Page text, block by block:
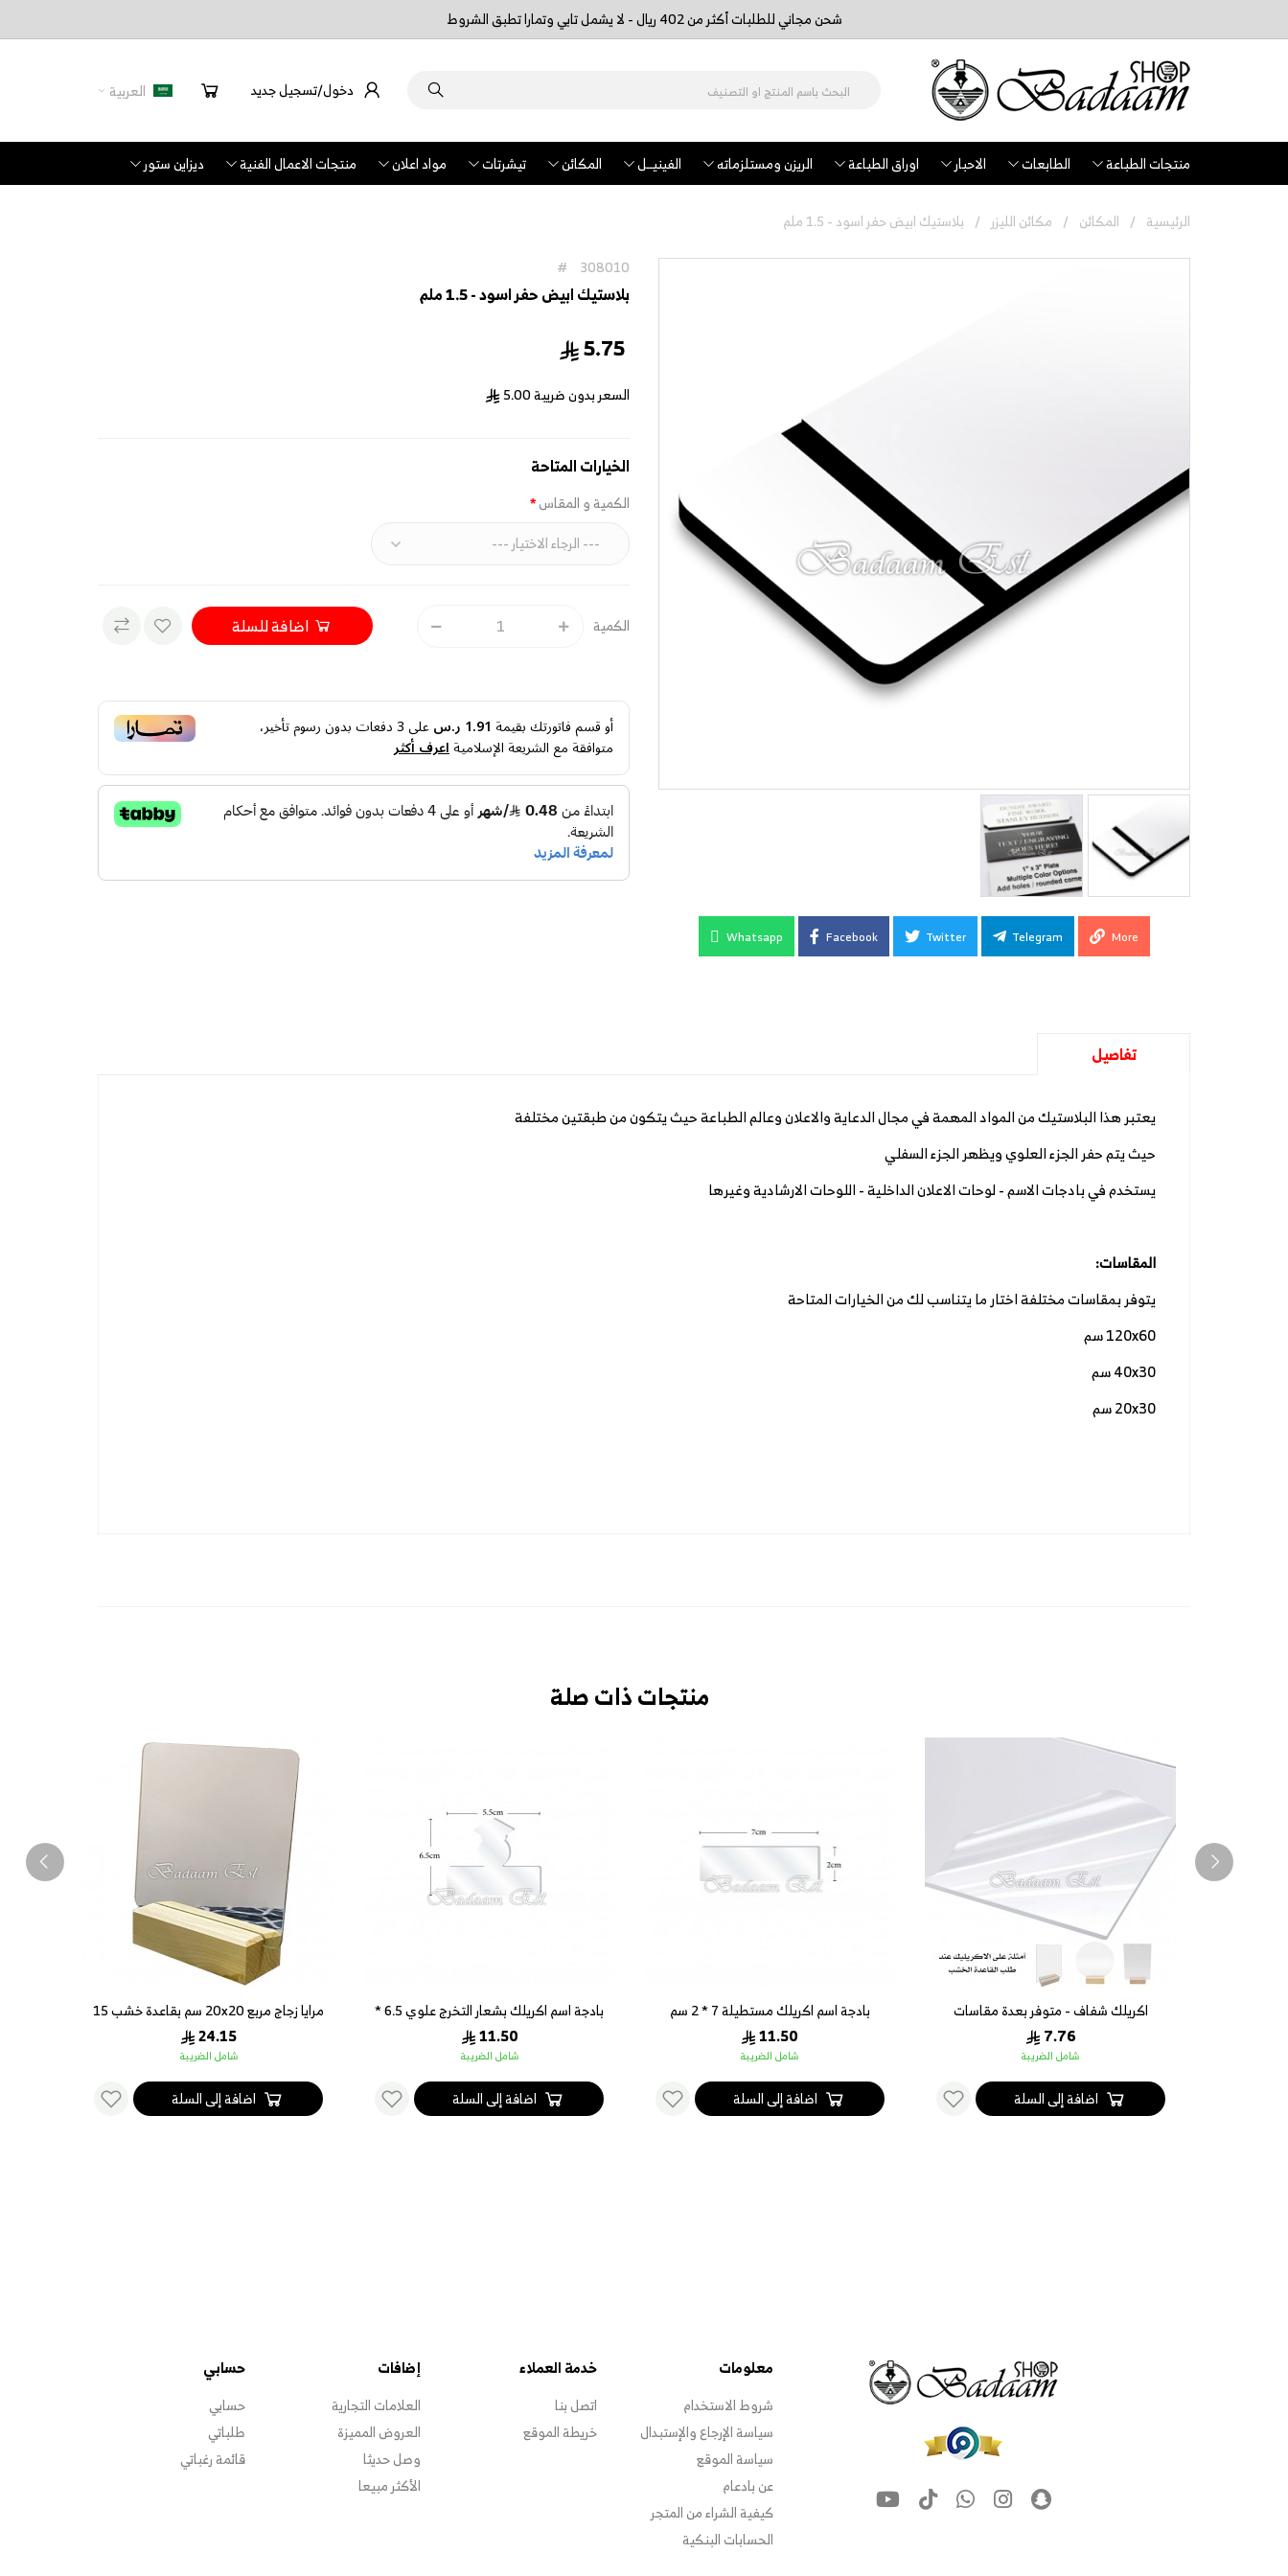
شحن مجاني للطلبات أكثر من 402 ريال - لا يشمل تابي وتمارا تطبق الشروط
دخول/تسجيل جديد العربية
منتجات الطباعة الطابعات الاحبار اوراق الطباعة الريزن ومستلزماته الفينيــل المكائن تيشرتات مواد اعلان منتجات الاعمال الفنية ديزاين ستور
الرئيسية المكائن مكائن الليزر بلاستيك ابيض حفر اسود - 1.5 ملم
Whatsapp Facebook Twitter Telegram More
308010
#
بلاستيك ابيض حفر اسود - 1.5 ملم
5.75
السعر بدون ضريبة5.00
الخيارات المتاحة
الكمية و المقاس
الكمية اضافة للسلة
أو قسم فاتورتك بقيمة 1.91 ر.س على3دفعات بدون رسوم تأخير،
متوافقة مع الشريعة الإسلاميةاعرف أكثر
تفاصيل
يعتبر هذا البلاستيك من المواد المهمة في مجال الدعاية والاعلان وعالم الطباعة حيث يتكون من طبقتين مختلفة
حيث يتم حفر الجزء العلوي ويظهر الجزء السفلي
يستخدم في بادجات الاسم - لوحات الاعلان الداخلية - اللوحات الارشادية وغيرها
المقاسات:
يتوفر بمقاسات مختلفة اختار ما يتناسب لك من الخيارات المتاحة
120x60 سم
40x30 سم
20x30 سم
منتجات ذات صلة
اكريلك شفاف - متوفر بعدة مقاسات
7.76
شامل الضريبة
اضافة إلى السلة
بادجة اسم اكريلك مستطيلة 7 * 2 سم
11.50
شامل الضريبة
اضافة إلى السلة
بادجة اسم اكريلك بشعار التخرج علوي 6.5 *
5.5 سم
11.50
شامل الضريبة
اضافة إلى السلة
مرايا زجاج مربع 20x20 سم بقاعدة خشب 15
سم
24.15
شامل الضريبة
اضافة إلى السلة
معلومات
شروط الاستخدام
سياسة الإرجاع والإستبدال
سياسة الموقع
عن بادعام
كيفية الشراء من المتجر
الحسابات البنكية
خدمة العملاء
اتصل بنا
خريطة الموقع
إضافات
العلامات التجارية
العروض المميزة
وصل حديثا
الأكثر مبيعا
حسابي
حسابي
طلباتي
قائمة رغباتي